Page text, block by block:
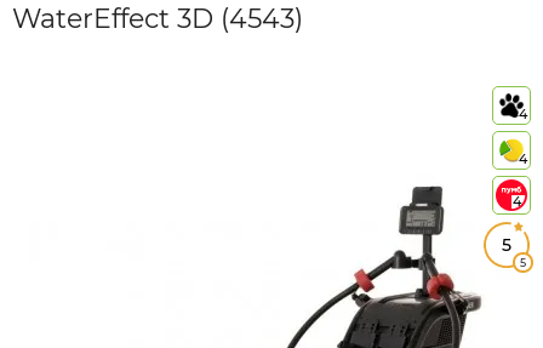
WaterEffect 3D (4543)
4
4
4
5
5